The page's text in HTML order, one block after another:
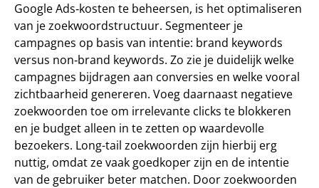
Google Ads‑kosten te beheersen, is het optimaliseren
van je zoekwoordstructuur. Segmenteer je
campagnes op basis van intentie: brand keywords
versus non‑brand keywords. Zo zie je duidelijk welke
campagnes bijdragen aan conversies en welke vooral
zichtbaarheid genereren. Voeg daarnaast negatieve
zoekwoorden toe om irrelevante clicks te blokkeren
en je budget alleen in te zetten op waardevolle
bezoekers. Long-tail zoekwoorden zijn hierbij erg
nuttig, omdat ze vaak goedkoper zijn en de intentie
van de gebruiker beter matchen. Door zoekwoorden